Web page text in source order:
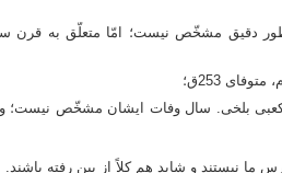
طور دقیق مشخّص نیست؛ امّا متعلّق به قرن
253ق؛
کعبی بلخی. سال وفات ایشان مشخّص نیست؛
ما نیستند و شاید هم کلاً از بین رفته باشند.